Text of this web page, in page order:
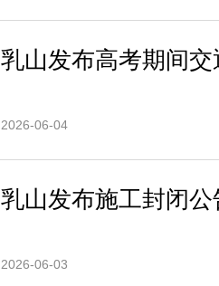
乳山发布高考期间
2026-06-04
乳山发布施工封闭公
2026-06-03